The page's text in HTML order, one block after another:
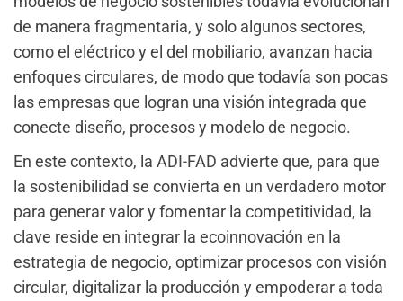
de manera fragmentaria, y solo algunos sectores,
como el eléctrico y el del mobiliario, avanzan hacia
enfoques circulares, de modo que todavía son pocas
las empresas que logran una visión integrada que
conecte diseño, procesos y modelo de negocio.
En este contexto, la ADI-FAD advierte que, para que
la sostenibilidad se convierta en un verdadero motor
para generar valor y fomentar la competitividad, la
clave reside en integrar la ecoinnovación en la
estrategia de negocio, optimizar procesos con visión
circular, digitalizar la producción y empoderar a toda